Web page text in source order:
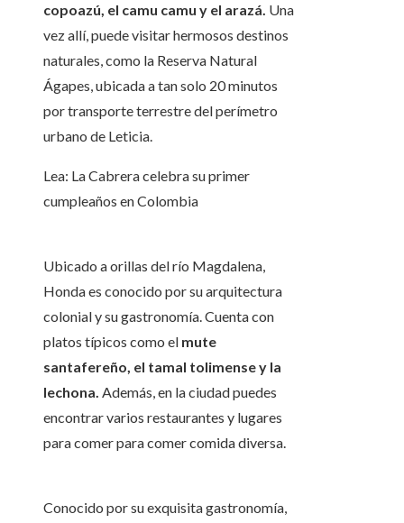
copoazú, el camu camu y el arazá. Una
vez allí, puede visitar hermosos destinos
naturales, como la Reserva Natural
Ágapes, ubicada a tan solo 20 minutos
por transporte terrestre del perímetro
urbano de Leticia.
Lea: La Cabrera celebra su primer
cumpleaños en Colombia
Ubicado a orillas del río Magdalena,
Honda es conocido por su arquitectura
colonial y su gastronomía. Cuenta con
platos típicos como el mute
santafereño, el tamal tolimense y la
lechona. Además, en la ciudad puedes
encontrar varios restaurantes y lugares
para comer para comer comida diversa.
Conocido por su exquisita gastronomía,